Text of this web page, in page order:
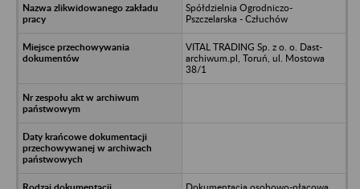
Spółdzielnia Ogrodniczo-
Pszczelarska - Człuchów
VITAL TRADING Sp. z o. o. Dast-
archiwum.pl, Toruń, ul. Mostowa
38/1